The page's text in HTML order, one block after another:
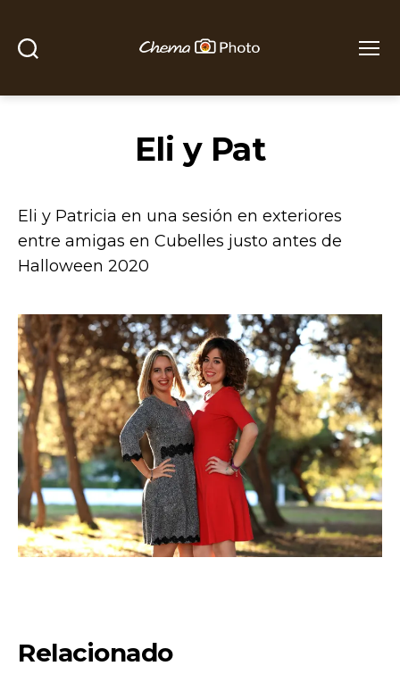
Photo
Eli y Pat
Eli y Patricia en una sesión en exteriores
entre amigas en Cubelles justo antes de
Halloween 2020
Relacionado